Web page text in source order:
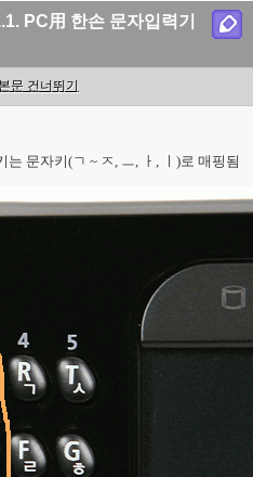
PC用 한손 문자입력기
본문 건너뛰기
문자키(ㄱ ~ ㅈ, ㅡ, ㅏ, ㅣ)로 매핑됨